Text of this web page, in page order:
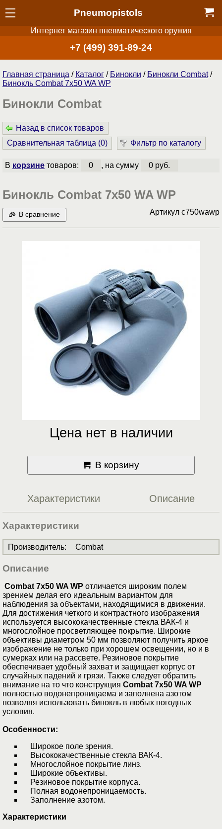
Pneumopistols
Интернет магазин пневматического оружия
+7 (499) 391-89-24
Главная страница / Каталог / Бинокли / Бинокли Combat/
Бинокль Combat 7x50 WA WP
Бинокли Combat
Назад в список товаров
Сравнительная таблица (0) Фильтр по каталогу
В корзинетоваров: 0 , на сумму 0 руб.
Бинокль Combat 7x50 WA WP
В сравнение Артикул c750wawp
Цена нет в наличии
В корзину
Характеристики Описание
Характеристики
Производитель: Combat
Описание
Combat 7x50 WA WP отличается широким полем
зрением делая его идеальным вариантом для
наблюдения за объектами, находящимися в движении.
Для достижения четкого и контрастного изображения
используется высококачественные стекла ВАК-4 и
многослойное просветляющее покрытие. Широкие
объективы диаметром 50 мм позволяют получить яркое
изображение не только при хорошем освещении, но и в
сумерках или на рассвете. Резиновое покрытие
обеспечивает удобный захват и защищает корпус от
случайных падений и грязи. Также следует обратить
внимание на то что конструкция Combat 7x50 WA WP
полностью водонепроницаема и заполнена азотом
позволяя использовать бинокль в любых погодных
условия.
Особенности:
Широкое поле зрения.
Высококачественные стекла ВАК-4.
Многослойное покрытие линз.
Широкие объективы.
Резиновое покрытие корпуса.
Полная водонепроницаемость.
Заполнение азотом.
Характеристики